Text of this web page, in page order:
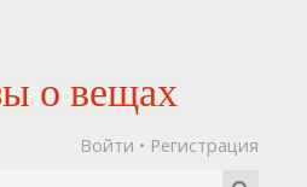
о вещах
Войти • Регистрация